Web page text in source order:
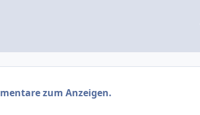
zum Anzeigen.